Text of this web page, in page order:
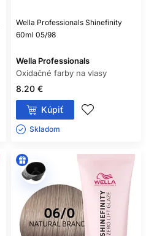
Wella Professionals Shinefinity
60ml 05/98
Wella Professionals
Oxidačné farby na vlasy
8.20 €
Kúpiť
Skladom ㅤ